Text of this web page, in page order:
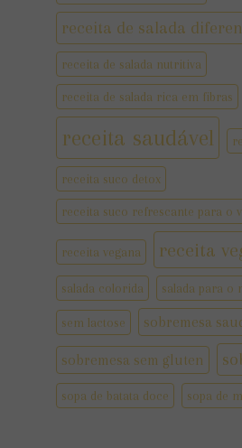
receita de salada
receita de salada nutritiva
receita de salada rica em fibras
receita saudável
receita suco detox
receita suco refrescante para o
receita vegana receita
salada colorida salada para o
sem lactose sobremesa
sobremesa sem gluten
sopa de batata doce sopa de